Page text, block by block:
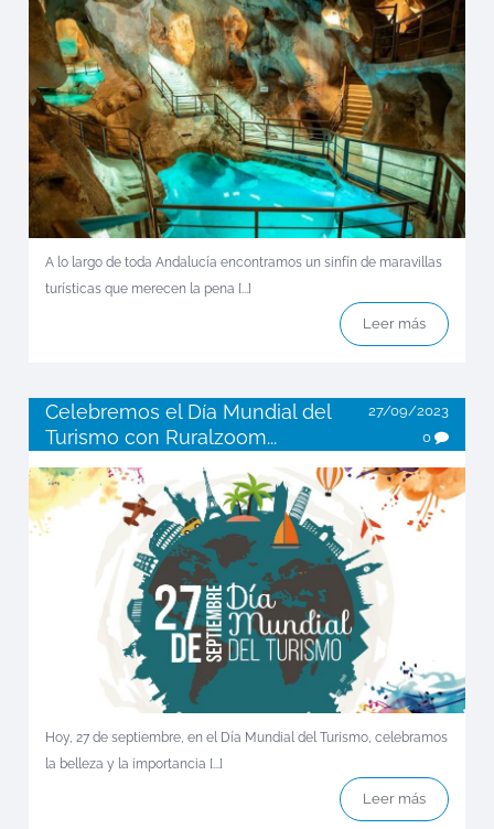
A lo largo de toda Andalucía encontramos un sinfín de maravillas
turísticas que merecen la pena [...]
Leer más
Celebremos el Día Mundial del
Turismo con Ruralzoom...
27/09/2023
0
Hoy, 27 de septiembre, en el Día Mundial del Turismo, celebramos
la belleza y la importancia [...]
Leer más